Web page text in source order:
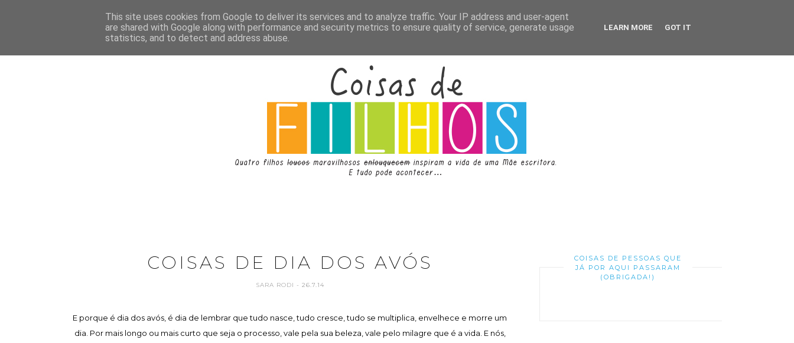
COISAS DE DIA DOS AVÓS
SARA RODI - 26.7.14
E porque é dia dos avós, é dia de lembrar que tudo nasce, tudo cresce, tudo se multiplica, envelhece e morre um
dia. Por mais longo ou mais curto que seja o processo, vale pela sua beleza, vale pelo milagre que é a vida. E nós,
COISAS DE PESSOAS QUE
JÁ POR AQUI PASSARAM
(OBRIGADA!)
This site uses cookies from Google to deliver its services and to analyze traffic. Your IP address and user-agent
are shared with Google along with performance and security metrics to ensure quality of service, generate usage
statistics, and to detect and address abuse.
LEARN MORE GOT IT